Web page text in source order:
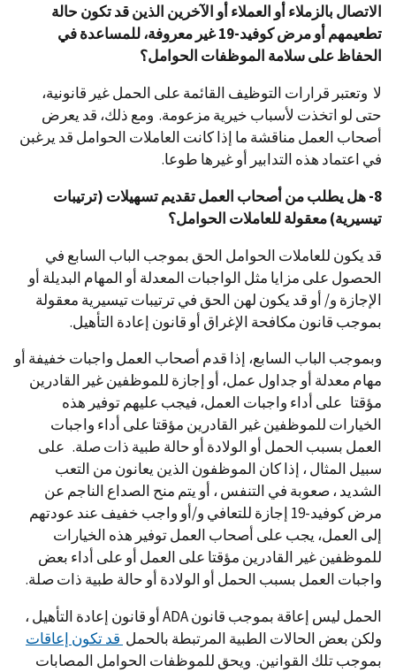
الاتصال بالزملاء أو العملاء أو الآخرين الذين قد تكون حالة
تطعيمهم أو مرض كوفيد-19 غير معروفة، للمساعدة في
الحفاظ على سلامة الموظفات الحوامل؟
لا وتعتبر قرارات التوظيف القائمة على الحمل غير قانونية،
حتى لو اتخذت لأسباب خيرية مزعومة. ومع ذلك، قد يعرض
أصحاب العمل مناقشة ما إذا كانت العاملات الحوامل قد يرغبن
في اعتماد هذه التدابير أو غيرها طوعا.
8- هل يطلب من أصحاب العمل تقديم تسهيلات (ترتيبات
تيسيرية) معقولة للعاملات الحوامل؟
قد يكون للعاملات الحوامل الحق بموجب الباب السابع في
الحصول على مزايا مثل الواجبات المعدلة أو المهام البديلة أو
الإجازة و/ أو قد يكون لهن الحق في ترتيبات تيسيرية معقولة
بموجب قانون مكافحة الإغراق أو قانون إعادة التأهيل.
وبموجب الباب السابع، إذا قدم أصحاب العمل واجبات خفيفة أو
مهام معدلة أو جداول عمل، أو إجازة للموظفين غير القادرين
مؤقتا على أداء واجبات العمل، فيجب عليهم توفير هذه
الخيارات للموظفين غير القادرين مؤقتا على أداء واجبات
العمل بسبب الحمل أو الولادة أو حالة طبية ذات صلة. على
سبيل المثال ، إذا كان الموظفون الذين يعانون من التعب
الشديد ، صعوبة في التنفس ، أو يتم منح الصداع الناجم عن
مرض كوفيد-19 إجازة للتعافي و/أو واجب خفيف عند عودتهم
إلى العمل، يجب على أصحاب العمل توفير هذه الخيارات
للموظفين غير القادرين مؤقتا على العمل أو على أداء بعض
واجبات العمل بسبب الحمل أو الولادة أو حالة طبية ذات صلة.
الحمل ليس إعاقة بموجب قانون ADA أو قانون إعادة التأهيل ،
ولكن بعض الحالات الطبية المرتبطة بالحمل قد تكون إعاقات
بموجب تلك القوانين. ويحق للموظفات الحوامل المصابات